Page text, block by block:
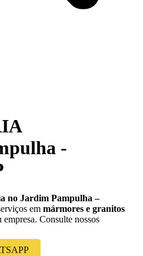
-
no Jardim Pampulha –
em mármores e granitos
empresa. Consulte nossos